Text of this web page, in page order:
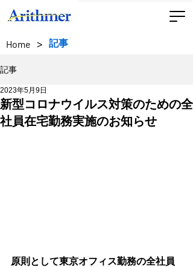
Home > 記事
記事
新型コロナウイルス対策のための全
社員在宅勤務実施のお知らせ
2023年5月9日
原則として東京オフィス勤務の全社員